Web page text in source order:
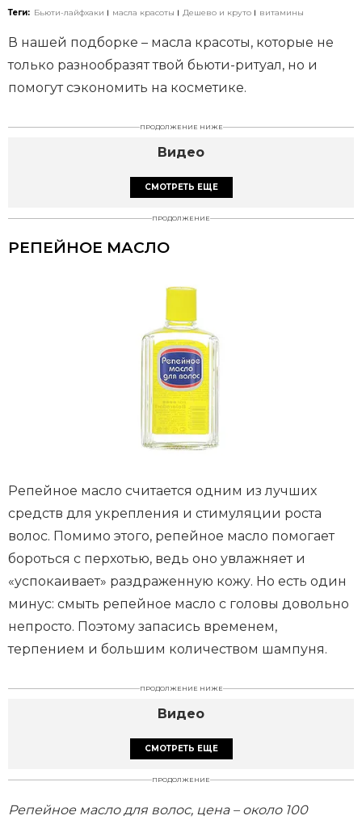
Теги: Бьюти-лайфхаки масла красоты Дешево и круто витамины
В нашей подборке – масла красоты, которые не
только разнообразят твой бьюти-ритуал, но и
помогут сэкономить на косметике.
ПРОДОЛЖЕНИЕ НИЖЕ
Видео
СМОТРЕТЬ ЕЩЕ
ПРОДОЛЖЕНИЕ
РЕПЕЙНОЕ МАСЛО
Репейное масло считается одним из лучших
средств для укрепления и стимуляции роста
волос. Помимо этого, репейное масло помогает
бороться с перхотью, ведь оно увлажняет и
«успокаивает» раздраженную кожу. Но есть один
минус: смыть репейное масло с головы довольно
непросто. Поэтому запасись временем,
терпением и большим количеством шампуня.
ПРОДОЛЖЕНИЕ НИЖЕ
Видео
СМОТРЕТЬ ЕЩЕ
ПРОДОЛЖЕНИЕ
Репейное масло для волос, цена – около 100